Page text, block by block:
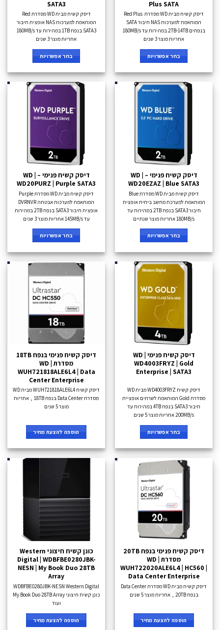
Plus SATA
דיסק קשיח מבית WD מסדרת Red Plus
המותאמת למערכות NAS חיבור SATA
בנפחים 2TB-14TB במהירות עד 180MB/s
אחריות מוצר 3 שנים
בחר אפשרויות
SATA3
דיסק קשיח מבית WD מסדרת Red
המותאמת למערכות NAS אופצית חיבור
SATA3 בנפח 1TB במהירות עד 180MB/s
אחריות מוצר 3 שנים
בחר אפשרויות
דיסק קשיח פנימי – WD |
WD20EZAZ | Blue SATA3
דיסק קשיח מבית WD מסדרת Blue
המותאמת למערכת מחשב ביתית אופצית
חיבור SATA3 בנפח 2TB במהירות עד
180MB/s אחריות מוצר שנתיים
בחר אפשרויות
דיסק קשיח פנימי – WD |
WD20PURZ | Purple SATA3
דיסק קשיח מבית WD מסדרת Purple
המותאמת למערכות אבטחה DVRNVR
אופצית חיבור SATA3 בנפח 2TB במהירות
עד 145MB/s אחריות מוצר 3 שנים
בחר אפשרויות
דיסק קשיח פנימי WD |
WD4003FRYZ | Gold
Enterprise | SATA3
דיסק קשיח WD4003FRYZ מבית WD
מסדרת Gold המותאמת לשרתים אופציית
חיבור SATA3 בנפח 4TB במהירות עד
200MB/s אחריות מוצר 5 שנים
בחר אפשרויות
דיסק קשיח פנימי בנפח 18TB
מסדרת WD |
WUH721818ALE6L4 | Data
Center Enterprise
דיסק קשיח WUH721818ALE6L4 מבית WD
מסדרת Data Center בנפח 18TB , אחריות
מוצר 5 שנים
הוספה להצעת מחיר
דיסק קשיח פנימי בנפח 20TB
מסדרת WD |
WUH722020ALE6L4 | HC560 |
Data Center Enterprise
דיסק קשיח מבית WD מסדרת Data Center
בנפח 20TB , אחריות מוצר 5 שנים
הוספה להצעת מחיר
כונן קשיח חיצוני Western
Digital | WDBFBE0280JBK-
NESN | My Book Duo 28TB
Array
WDBFBE0280JBK-NESN Western Digital
כונן קשיח חיצוני My Book Duo 28TB Array
ועוד
הוספה להצעת מחיר